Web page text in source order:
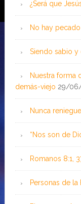
¿Será que
No hay
Siendo sabio
Nuestra forma
demás-viejo 29/
Nunca
“Nos son de
Romanos 8:1,
Personas de